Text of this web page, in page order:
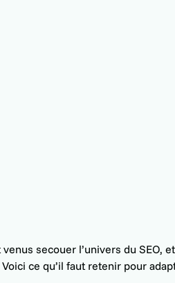
secouer l’univers du SEO,
ce qu’il faut retenir pour